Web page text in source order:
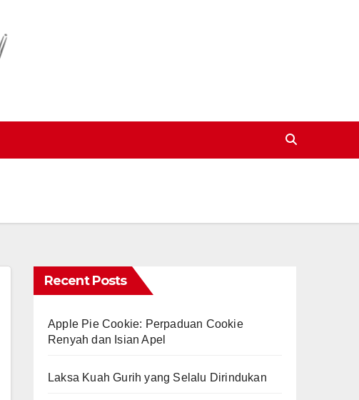
Recent Posts
Apple Pie Cookie: Perpaduan Cookie
Renyah dan Isian Apel
Laksa Kuah Gurih yang Selalu Dirindukan